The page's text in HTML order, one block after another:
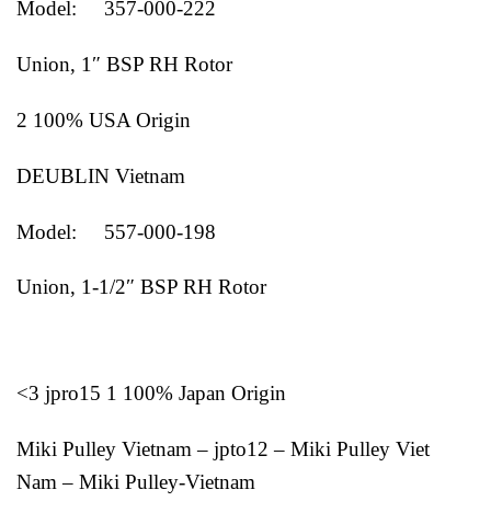
Model: 357-000-222
Union, 1″ BSP RH Rotor
2 100% USA Origin
DEUBLIN Vietnam
Model: 557-000-198
Union, 1-1/2″ BSP RH Rotor
<3 jpro15 1 100% Japan Origin
Miki Pulley Vietnam – jpto12 – Miki Pulley Viet
Nam – Miki Pulley-Vietnam